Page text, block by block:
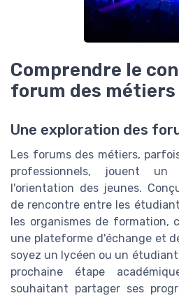
Comprendre le
forum des métiers
Une exploration des
Les forums des métiers,
professionnels, jouent
l'orientation des jeunes.
de rencontre entre les
les organismes de formation,
une plateforme d'échange et
soyez un lycéen ou un
prochaine étape
souhaitant partager ses